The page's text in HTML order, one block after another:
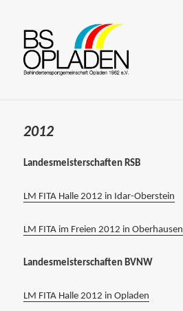
2012
Landesmeisterschaften RSB
LM FITA Halle 2012 in Idar-Oberstein
LM FITA im Freien 2012 in Oberhausen
Landesmeisterschaften BVNW
LM FITA Halle 2012 in Opladen